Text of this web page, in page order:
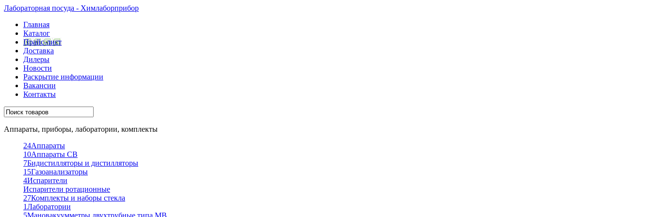
Лабораторная посуда - Химлаборприбор
Главная
Каталог
Прайс-лист
Доставка
Дилеры
Новости
Раскрытие информации
Вакансии
Контакты
Аппараты, приборы, лаборатории, комплекты
24Аппараты
10Аппараты СВ
7Бидистилляторы и дистилляторы
15Газоанализаторы
4Испарители
Испарители ротационные
27Комплекты и наборы стекла
1Лаборатории
5Мановакуумметры двухтрубные типа МВ